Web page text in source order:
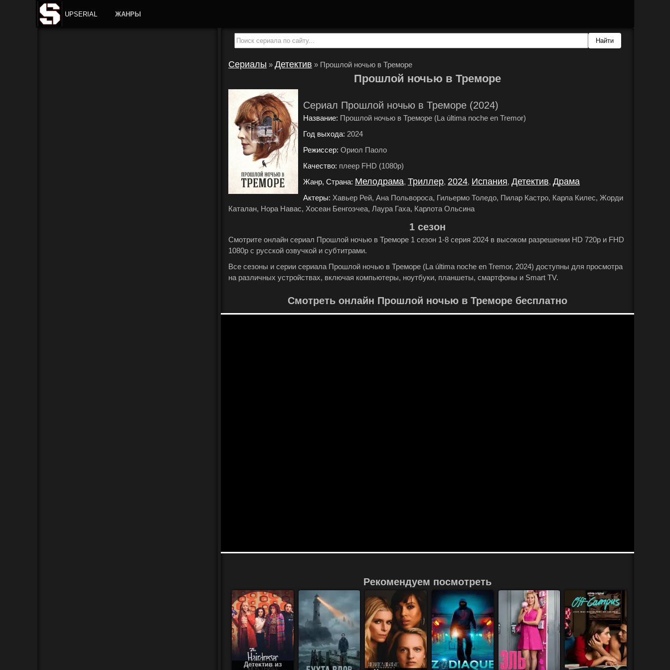
UPSERIAL ЖАНРЫ
Сериалы » Детектив » Прошлой ночью в Треморе
Прошлой ночью в Треморе
Сериал Прошлой ночью в Треморе (2024)
Название: Прошлой ночью в Треморе (La última noche en Tremor)
Год выхода: 2024
Режиссер: Ориол Паоло
Качество: плеер FHD (1080p)
Жанр, Страна: Мелодрама, Триллер, 2024, Испания, Детектив, Драма
Актеры: Хавьер Рей, Ана Польвороса, Гильермо Толедо, Пилар Кастро, Карла Килес, Жорди
Каталан, Нора Навас, Хосеан Бенгоэчеа, Лаура Гаха, Карлота Ольсина
1 сезон
Смотрите онлайн сериал Прошлой ночью в Треморе 1 сезон 1-8 серия 2024 в высоком разрешении HD 720p и FHD
1080p с русской озвучкой и субтитрами.
Все сезоны и серии сериала Прошлой ночью в Треморе (La última noche en Tremor, 2024) доступны для просмотра
на различных устройствах, включая компьютеры, ноутбуки, планшеты, смартфоны и Smart TV.
Смотреть онлайн Прошлой ночью в Треморе бесплатно
Рекомендуем посмотреть
Детектив из